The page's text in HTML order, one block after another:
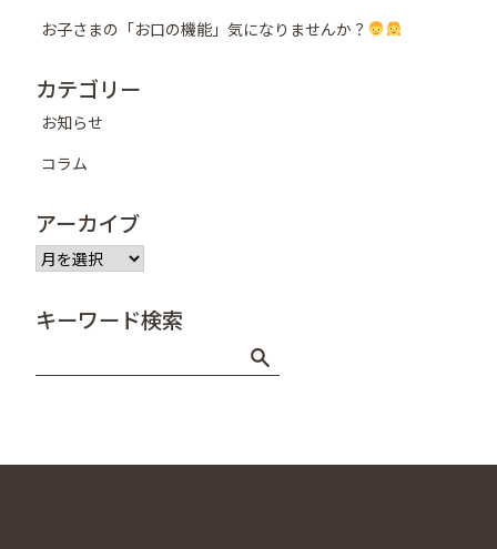
お子さまの「お口の機能」気になりませんか？
カテゴリー
お知らせ
コラム
アーカイブ
ア
ー
イ
キーワード検索